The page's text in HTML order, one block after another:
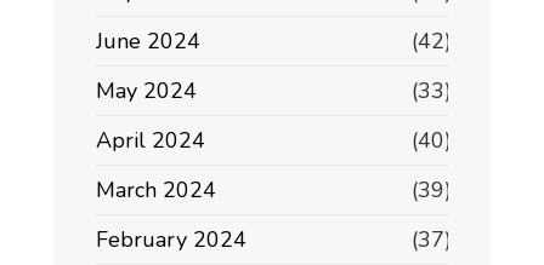
June 2024
(42)
May 2024
(33)
April 2024
(40)
March 2024
(39)
February 2024
(37)